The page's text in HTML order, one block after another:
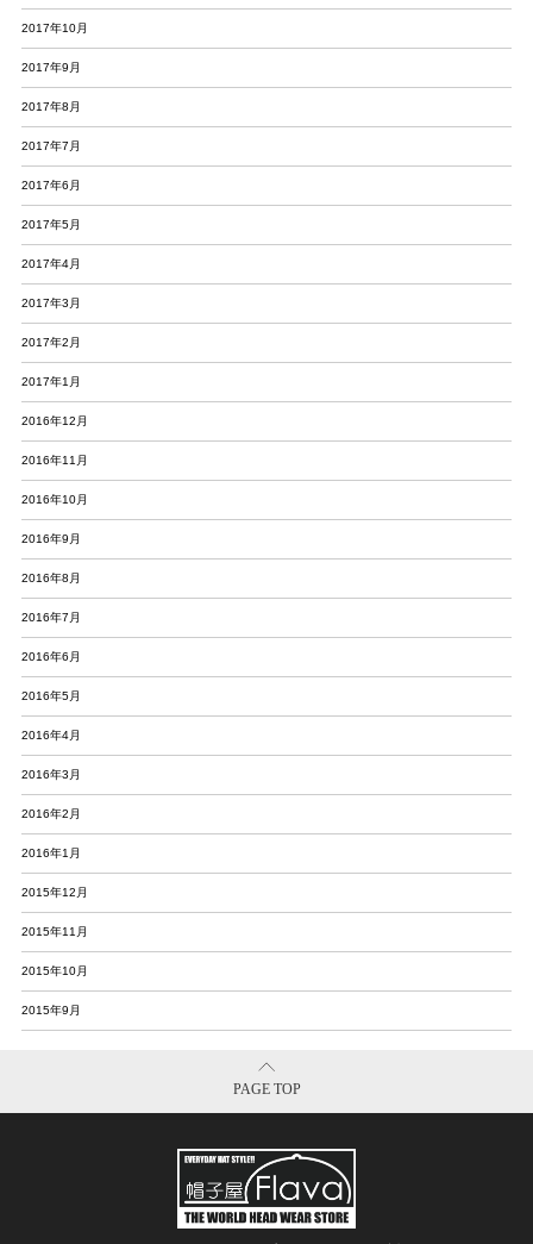
2017年10月
2017年9月
2017年8月
2017年7月
2017年6月
2017年5月
2017年4月
2017年3月
2017年2月
2017年1月
2016年12月
2016年11月
2016年10月
2016年9月
2016年8月
2016年7月
2016年6月
2016年5月
2016年4月
2016年3月
2016年2月
2016年1月
2015年12月
2015年11月
2015年10月
2015年9月
PAGE TOP